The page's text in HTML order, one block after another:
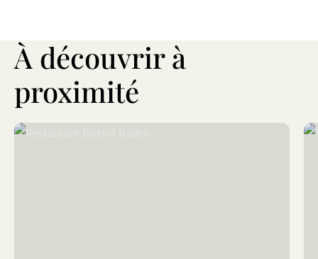
À découvrir à
proximité
Restaurant Bistrot Italien